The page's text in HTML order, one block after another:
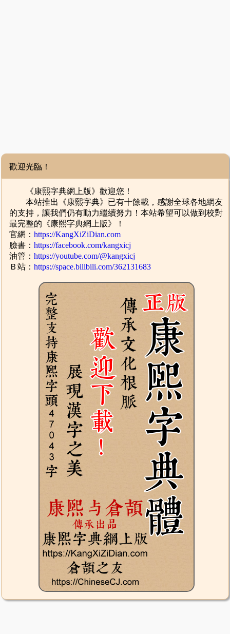
歡迎光臨！
《康熙字典網上版》歡迎您！
本站推出《康熙字典》已有十餘載，感謝全球各地網友
的支持，讓我們仍有動力繼續努力！本站希望可以做到校對
最完整的《康熙字典網上版》！
官網：https://KangXiZiDian.com
臉書：https://facebook.com/kangxicj
油管：https://youtube.com/@kangxicj
Ｂ站：https://space.bilibili.com/362131683